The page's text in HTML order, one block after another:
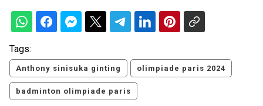
Tags:
Anthony sinisuka ginting olimpiade paris 2024
badminton olimpiade paris